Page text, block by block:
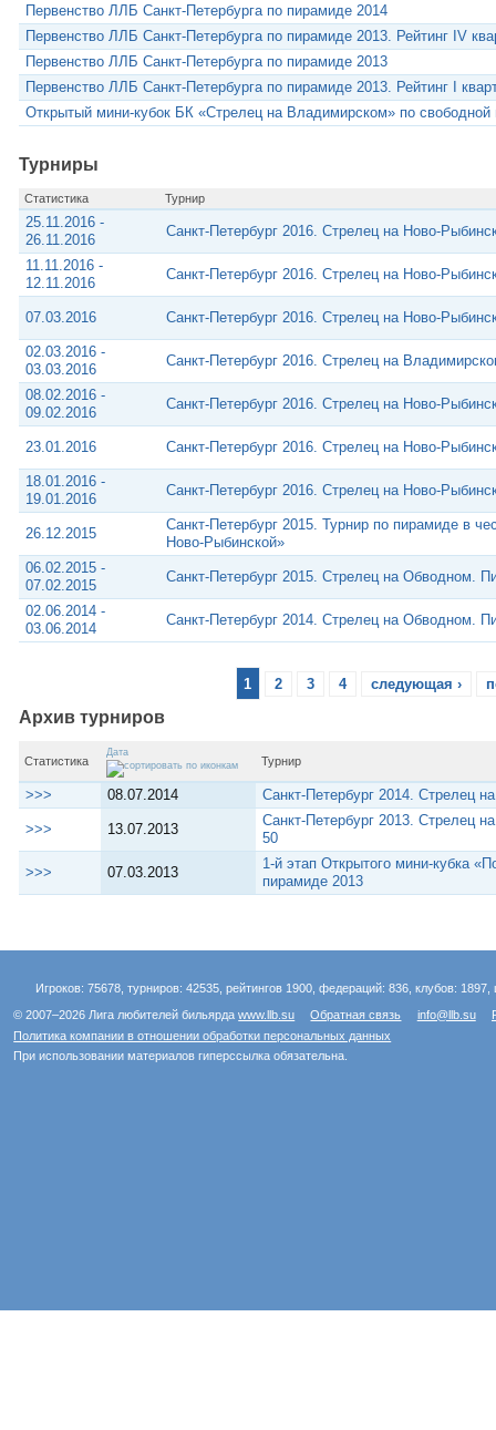
Первенство ЛЛБ Санкт-Петербурга по пирамиде 2014
Первенство ЛЛБ Санкт-Петербурга по пирамиде 2013. Рейтинг IV
Первенство ЛЛБ Санкт-Петербурга по пирамиде 2013
Первенство ЛЛБ Санкт-Петербурга по пирамиде 2013. Рейтинг I
Открытый мини-кубок БК «Стрелец на Владимирском» по
Турниры
Статистика Турнир
25.11.2016 -
26.11.2016
Санкт-Петербург 2016. Стрелец на Ново-
11.11.2016 -
12.11.2016
Санкт-Петербург 2016. Стрелец на Ново-
07.03.2016 Санкт-Петербург 2016. Стрелец на Ново-
02.03.2016 -
03.03.2016
Санкт-Петербург 2016. Стрелец на
08.02.2016 -
09.02.2016
Санкт-Петербург 2016. Стрелец на Ново-
23.01.2016 Санкт-Петербург 2016. Стрелец на Ново-
18.01.2016 -
19.01.2016
Санкт-Петербург 2016. Стрелец на Ново-
26.12.2015
Санкт-Петербург 2015. Турнир по пирамиде в
Ново-Рыбинской»
06.02.2015 -
07.02.2015
Санкт-Петербург 2015. Стрелец на Обводном.
02.06.2014 -
03.06.2014
Санкт-Петербург 2014. Стрелец на Обводном.
1 2 3 4 следующая ›
Архив турниров
Статистика
Дата
Турнир
>>> 08.07.2014 Санкт-Петербург 2014. Стрелец
>>> 13.07.2013
Санкт-Петербург 2013. Стрелец
50
>>> 07.03.2013
1-й этап Открытого мини-кубка
пирамиде 2013
Игроков: 75678, турниров: 42535, рейтингов 1900, федераций: 836, клубов:
© 2007–2026 Лига любителей бильярдаwww.llb.su Обратная связь info@llb.su
Политика компании в отношении обработки персональных данных
При использовании материалов гиперссылка обязательна.